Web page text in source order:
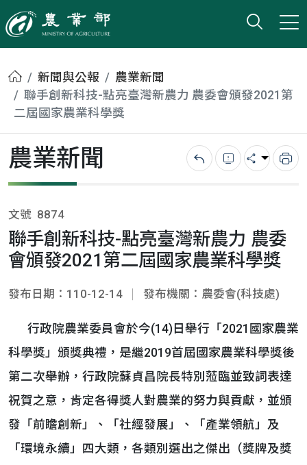
農業部
打開
小版
首頁新聞與公報
農業新聞
聯手創新科技-點亮臺灣新農力 農委會頒發2021第
二屆國家農業科學獎
農業新聞 回上一頁錯誤回報
分享 列
文號 8874
聯手創新科技-點亮臺灣新農力 農委
會頒發2021第二屆國家農業科學獎
發布日期：110-12-14 發布機關：農委會(科技處)
行政院農業委員會於今(14)日舉行「2021國家農業
科學獎」頒獎典禮，是繼2019首屆國家農業科學獎後
第二次舉辦，行政院蘇貞昌院長特別蒞臨並致詞表達
祝賀之意，肯定各得獎人對農業的努力與貢獻，並頒
發「前瞻創新」、「社經發展」、「產業領航」及
「環境永續」四大類，各類別選出之傑出（獎牌及獎